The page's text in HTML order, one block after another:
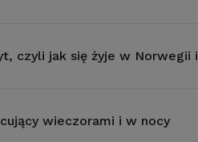
czyli jak się żyje w Norwegii
wieczorami i w nocy